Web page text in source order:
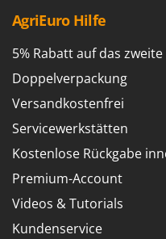
AgriEuro Hilfe
5% Rabatt auf das
Doppelverpackung
Versandkostenfrei
Servicewerkstätten
Kostenlose Rückgabe
Premium-Account
Videos & Tutorials
Kundenservice